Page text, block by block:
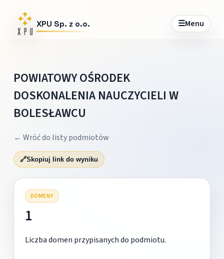
XPU Sp. z o.o. ☰Menu
POWIATOWY OŚRODEK
DOSKONALENIA NAUCZYCIELI W
BOLESŁAWCU
← Wróć do listy podmiotów
🔗Skopiuj link do wyniku
DOMENY
1
Liczba domen przypisanych do podmiotu.